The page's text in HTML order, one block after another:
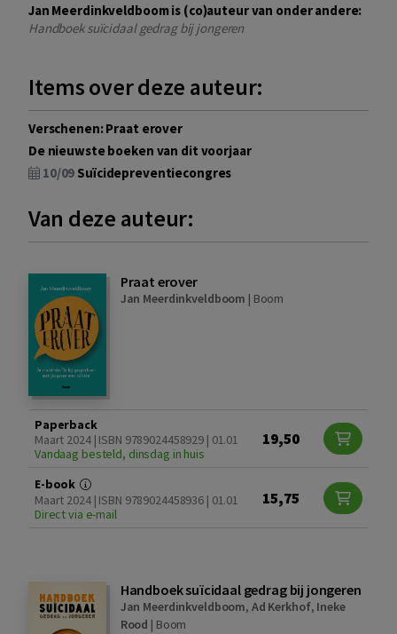
Jan Meerdinkveldboom is (co)auteur van onder andere:
Handboek suïcidaal gedrag bij jongeren
Items over deze auteur:
Verschenen: Praat erover
De nieuwste boeken van dit voorjaar
10/09 Suïcidepreventiecongres
Van deze auteur:
Praat erover
Jan Meerdinkveldboom | Boom
Paperback
Maart 2024 | ISBN 9789024458929 | 01.01
Vandaag besteld, dinsdag in huis
19,50
E-book
Maart 2024 | ISBN 9789024458936 | 01.01
Direct via e-mail
15,75
Handboek suïcidaal gedrag bij jongeren
Jan Meerdinkveldboom, Ad Kerkhof, Ineke
Rood | Boom